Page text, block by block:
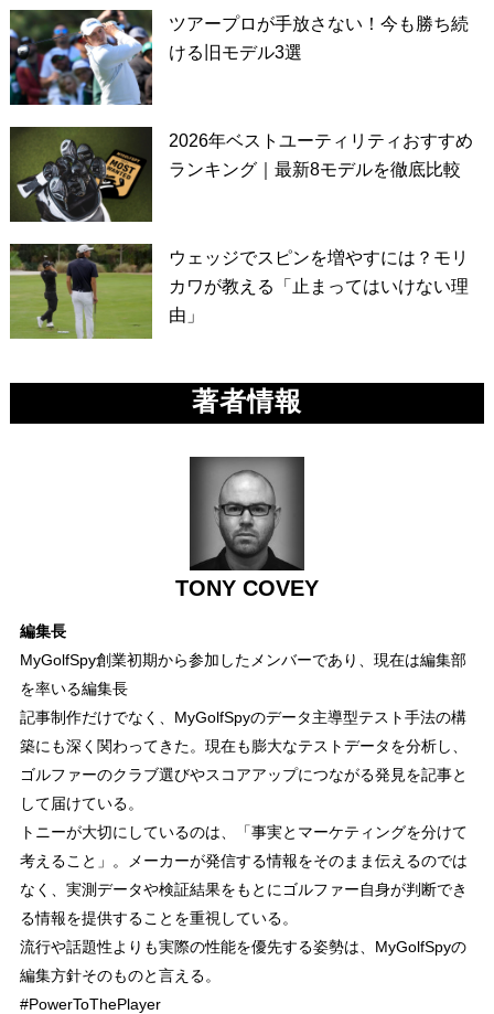
ツアープロが手放さない！今も勝ち続
ける旧モデル3選
2026年ベストユーティリティおすすめ
ランキング｜最新8モデルを徹底比較
ウェッジでスピンを増やすには？モリ
カワが教える「止まってはいけない理
由」
著者情報
TONY COVEY
編集長
MyGolfSpy創業初期から参加したメンバーであり、現在は編集部
を率いる編集長
記事制作だけでなく、MyGolfSpyのデータ主導型テスト手法の構
築にも深く関わってきた。現在も膨大なテストデータを分析し、
ゴルファーのクラブ選びやスコアアップにつながる発見を記事と
して届けている。
トニーが大切にしているのは、「事実とマーケティングを分けて
考えること」。メーカーが発信する情報をそのまま伝えるのでは
なく、実測データや検証結果をもとにゴルファー自身が判断でき
る情報を提供することを重視している。
流行や話題性よりも実際の性能を優先する姿勢は、MyGolfSpyの
編集方針そのものと言える。
#PowerToThePlayer